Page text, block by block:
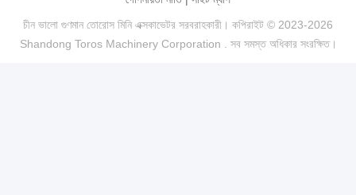
চীন ভালো গুণমান তোরোস মিনি এক্সকাভেটর সরবরাহকারী। কপিরাইট © 2023-2026
Shandong Toros Machinery Corporation . সব সমস্ত অধিকার সংরক্ষিত।